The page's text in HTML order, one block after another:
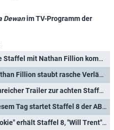
Dewanim TV-Programm der
"The Rookie": Siebte Staffel mit Nathan Fillion kommt ins Free-TV
"The Rookie" mit Nathan Fillion staubt rasche Verlängerung für neunte Staffel ab
"The Rookie": Actionreicher Trailer zur achten Staffel entführt Fans nach Prag
"The Rookie": An diesem Tag startet Staffel 8 der ABC-Krimiserie auf Sky
Verlängert: "The Rookie" erhält Staffel 8, "Will Trent" Staffel 3